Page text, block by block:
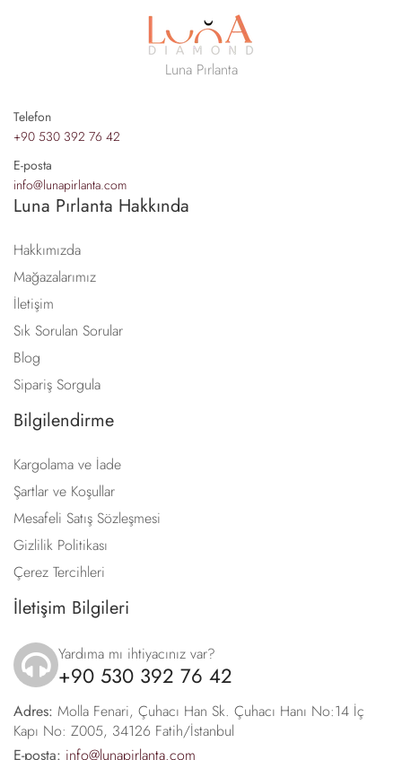
Luna Pırlanta
Telefon
+90 530 392 76 42
E-posta
info@lunapirlanta.com
Luna Pırlanta Hakkında
Hakkımızda
Mağazalarımız
İletişim
Sık Sorulan Sorular
Blog
Sipariş Sorgula
Bilgilendirme
Kargolama ve İade
Şartlar ve Koşullar
Mesafeli Satış Sözleşmesi
Gizlilik Politikası
Çerez Tercihleri
İletişim Bilgileri
icon
Yardıma mı ihtiyacınız var?
+90 530 392 76 42
Adres: Molla Fenari, Çuhacı Han Sk. Çuhacı Hanı No:14 İç
Kapı No: Z005, 34126 Fatih/İstanbul
E-posta: info@lunapirlanta.com